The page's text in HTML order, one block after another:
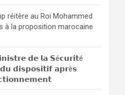
réitère au Roi Mohammed
à la proposition marocaine
𝗱𝗲 𝗹𝗮 𝗦é𝗰𝘂𝗿𝗶𝘁é
𝗱𝘂 𝗱𝗶𝘀𝗽𝗼𝘀𝗶𝘁𝗶𝗳 𝗮𝗽𝗿è𝘀